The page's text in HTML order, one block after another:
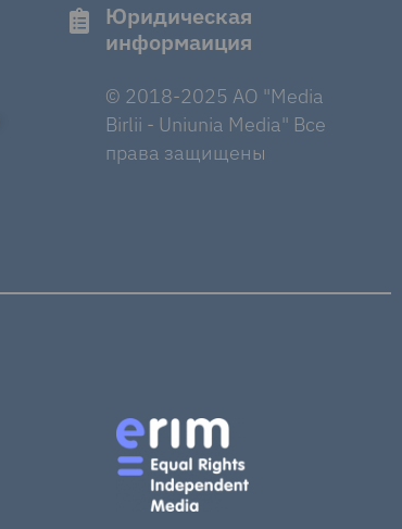
Юридическая
информаиция
© 2018-2025 AO "Media
Birlii - Uniunia Media" Все
права защищены